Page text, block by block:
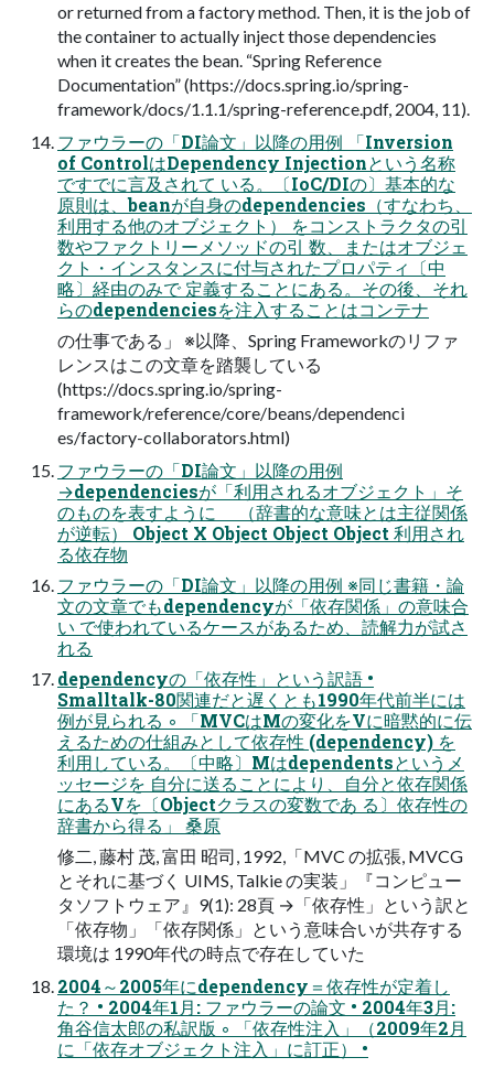
or returned from a factory method. Then, it is the job of
the container to actually inject those dependencies
when it creates the bean. “Spring Reference
Documentation” (https://docs.spring.io/spring-
framework/docs/1.1.1/spring-reference.pdf, 2004, 11).
ファウラーの「DI論文」以降の用例 「Inversion
of ControlはDependency Injectionという名称
ですでに言及されて いる。〔IoC/DIの〕基本的な
原則は、beanが自身のdependencies（すなわち、
利用する他のオブジェクト） をコンストラクタの引
数やファクトリーメソッドの引 数、またはオブジェ
クト・インスタンスに付与されたプロパティ〔中
略〕経由のみで 定義することにある。その後、それ
らのdependenciesを注入することはコンテナ
の仕事である」 ※以降、Spring Frameworkのリファ
レンスはこの文章を踏襲している
(https://docs.spring.io/spring-
framework/reference/core/beans/dependenci
es/factory-collaborators.html)
ファウラーの「DI論文」以降の用例
→dependenciesが「利用されるオブジェクト」そ
のものを表すように （辞書的な意味とは主従関係
が逆転） Object X Object Object Object 利用され
る依存物
ファウラーの「DI論文」以降の用例 ※同じ書籍・論
文の文章でもdependencyが「依存関係」の意味合
い で使われているケースがあるため、読解力が試さ
れる
dependencyの「依存性」という訳語 •
Smalltalk-80関連だと遅くとも1990年代前半には
例が見られる ◦ 「MVCはMの変化をVに暗黙的に伝
えるための仕組みとして依存性 (dependency) を
利用している。〔中略〕Mはdependentsというメ
ッセージを 自分に送ることにより、自分と依存関係
にあるVを〔Objectクラスの変数であ る〕依存性の
辞書から得る」 桑原
修二, 藤村 茂, 富田 昭司, 1992,「MVC の拡張, MVCG
とそれに基づく UIMS, Talkie の実装」『コンピュー
タソフトウェア』9(1): 28頁 →「依存性」という訳と
「依存物」「依存関係」という意味合いが共存する
環境は 1990年代の時点で存在していた
2004～2005年にdependency＝依存性が定着し
た？ • 2004年1月: ファウラーの論文 • 2004年3月:
角谷信太郎の私訳版 ◦ 「依存性注入」（2009年2月
に「依存オブジェクト注入」に訂正） •